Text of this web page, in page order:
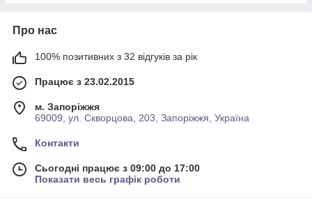
Про нас
100% позитивних з 32 відгуків за рік
Працює з 23.02.2015
м. Запоріжжя
69009, ул. Скворцова, 203, Запоріжжя, Україна
Контакти
Сьогодні працює з 09:00 до 17:00
Показати весь графік роботи